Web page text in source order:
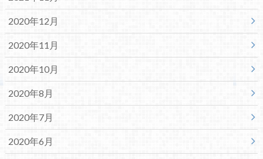
2020年12月
2020年11月
2020年10月
2020年8月
2020年7月
2020年6月